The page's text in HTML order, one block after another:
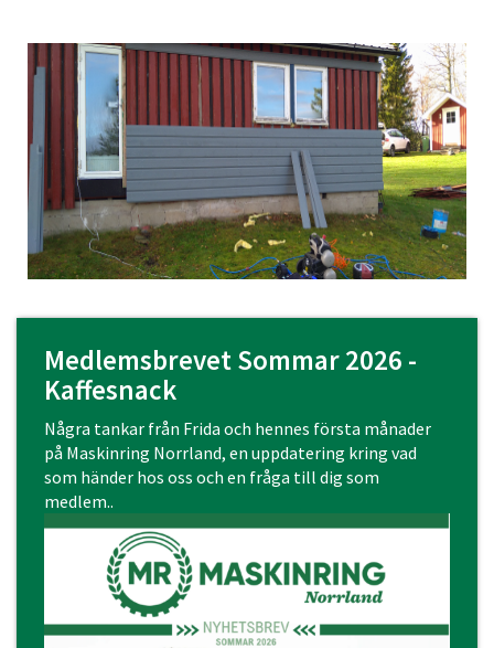
Medlemsbrevet Sommar 2026 -
Kaffesnack
Några tankar från Frida och hennes första månader
på Maskinring Norrland, en uppdatering kring vad
som händer hos oss och en fråga till dig som
medlem..